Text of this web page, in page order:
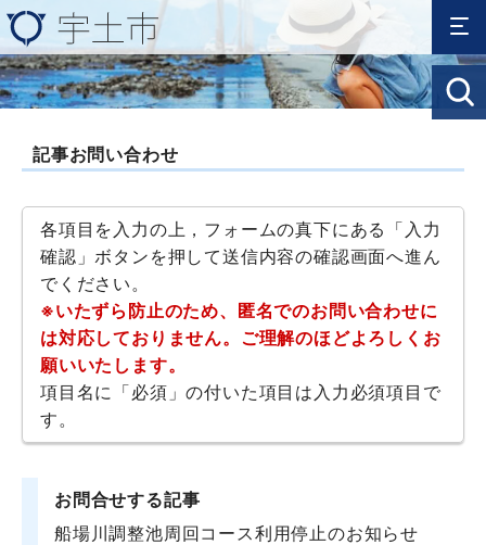
記事お問い合わせ
各項目を入力の上，フォームの真下にある「入力
確認」ボタンを押して送信内容の確認画面へ進ん
でください。
※いたずら防止のため、匿名でのお問い合わせに
は対応しておりません。ご理解のほどよろしくお
願いいたします。
項目名に「必須」の付いた項目は入力必須項目で
す。
お問合せする記事
船場川調整池周回コース利用停止のお知らせ